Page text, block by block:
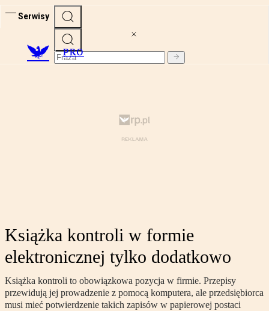
Serwisy
PRO
Książka kontroli w formie
elektronicznej tylko dodatkowo
Książka kontroli to obowiązkowa pozycja w firmie. Przepisy
przewidują jej prowadzenie z pomocą komputera, ale przedsiębiorca
musi mieć potwierdzenie takich zapisów w papierowej postaci